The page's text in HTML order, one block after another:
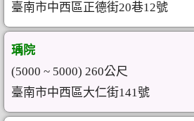
臺南市中西區正德街20巷12號
瑀院
(5000 ~ 5000) 260公尺
臺南市中西區大仁街141號